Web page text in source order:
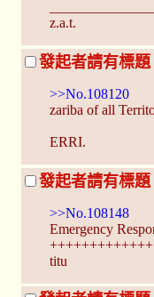
z.a.t.
發起者請有標題
>>No.108120
zariba of all
ERRI.
發起者請有標題
>>No.108148
Emergency
titu